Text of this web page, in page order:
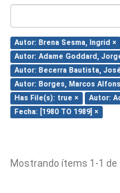
Autor: Brena Sesma, Ingrid ×
Autor: Adame Goddard,
Autor: Becerra Bautista,
Autor: Borges, Marcos
Has File(s): true ×
Autor:
Fecha: [1980 TO 1989] ×
Mostrando ítems 1-1 de